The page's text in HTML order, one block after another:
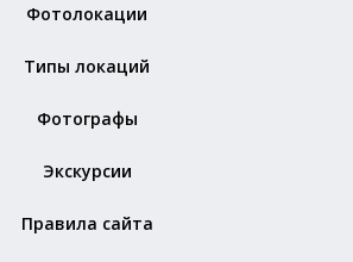
Фотолокации
Типы локаций
Фотографы
Экскурсии
Правила сайта